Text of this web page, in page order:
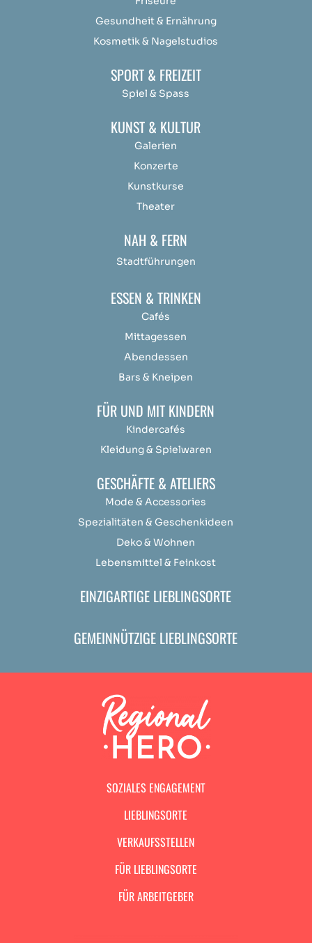
Gesundheit & Ernährung
Kosmetik & Nagelstudios
SPORT & FREIZEIT
Spiel & Spass
KUNST & KULTUR
Galerien
Konzerte
Kunstkurse
Theater
NAH & FERN
Stadtführungen
ESSEN & TRINKEN
Cafés
Mittagessen
Abendessen
Bars & Kneipen
FÜR UND MIT KINDERN
Kindercafés
Kleidung & Spielwaren
GESCHÄFTE & ATELIERS
Mode & Accessories
Spezialitäten & Geschenkideen
Deko & Wohnen
Lebensmittel & Feinkost
EINZIGARTIGE LIEBLINGSORTE
GEMEINNÜTZIGE LIEBLINGSORTE
SOZIALES ENGAGEMENT
LIEBLINGSORTE
VERKAUFSSTELLEN
FÜR LIEBLINGSORTE
FÜR ARBEITGEBER